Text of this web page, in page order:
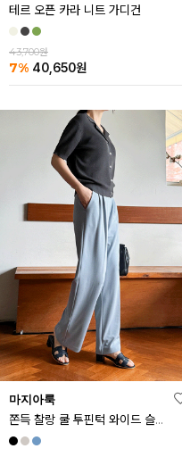
테르 오픈 카라 니트 가디건
43,700원
7% 40,650원
마지아룩
쫀득 찰랑 쿨 투핀턱 와이드 슬랙스